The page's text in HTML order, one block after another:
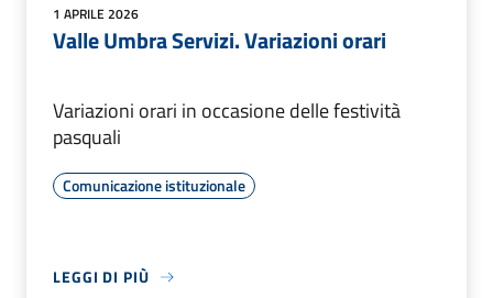
1 APRILE 2026
Valle Umbra Servizi. Variazioni orari
Variazioni orari in occasione delle festività
pasquali
Comunicazione istituzionale
LEGGI DI PIÙ